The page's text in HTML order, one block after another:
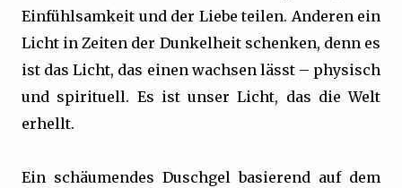
Einfühlsamkeit und der Liebe teilen. Anderen ein
Licht in Zeiten der Dunkelheit schenken, denn es
ist das Licht, das einen wachsen lässt – physisch
und spirituell. Es ist unser Licht, das die Welt
erhellt.
Ein schäumendes Duschgel basierend auf dem